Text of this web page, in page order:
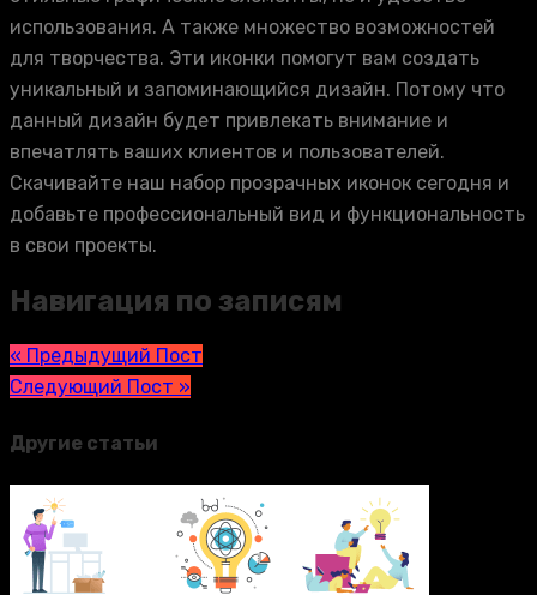
использования. А также множество возможностей
для творчества. Эти иконки помогут вам создать
уникальный и запоминающийся дизайн. Потому что
данный дизайн будет привлекать внимание и
впечатлять ваших клиентов и пользователей.
Скачивайте наш набор прозрачных иконок сегодня и
добавьте профессиональный вид и функциональность
в свои проекты.
Навигация по записям
« Предыдущий Пост
Следующий Пост »
Другие статьи